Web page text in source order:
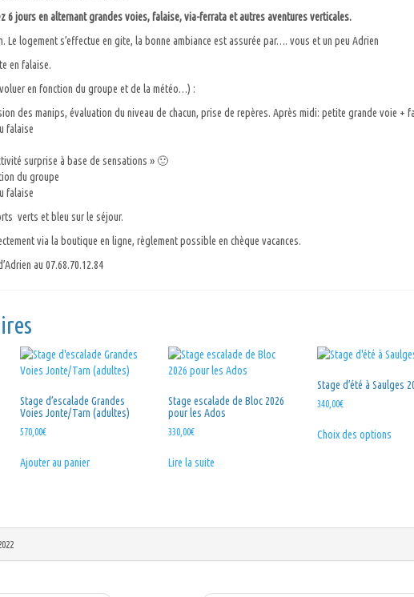
6 jours en alternant grandes voies, falaise, via-ferrata et autres aventures verticales.
Le logement s’effectue en gite, la bonne ambiance est assurée par…. vous et un peu Adrien
en falaise.
en fonction du groupe et de la météo…) :
des manips, évaluation du niveau de chacun, prise de repères. Après midi: petite grande voie +
falaise
surprise à base de sensations » 🙂
du groupe
falaise
verts et bleu sur le séjour.
via la boutique en ligne, règlement possible en chèque vacances.
au 07.68.70.12.84
Stage d’escalade Grandes
Voies Jonte/Tarn (adultes)
570,00€
Ajouter au panier
Stage escalade de Bloc 2026
pour les Ados
330,00€
Lire la suite
Stage d’été à Saulges
340,00€
Choix des optionsproduit